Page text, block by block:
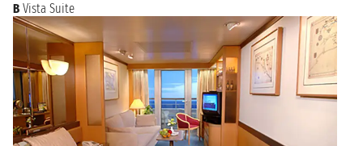
B Vista Suite